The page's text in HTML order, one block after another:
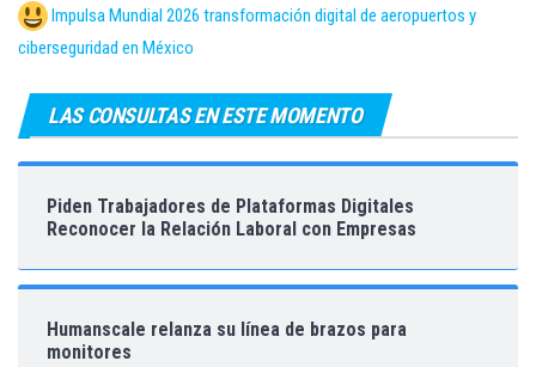
Impulsa Mundial 2026 transformación digital de aeropuertos y
ciberseguridad en México
LAS CONSULTAS EN ESTE MOMENTO
Piden Trabajadores de Plataformas Digitales
Reconocer la Relación Laboral con Empresas
Humanscale relanza su línea de brazos para
monitores